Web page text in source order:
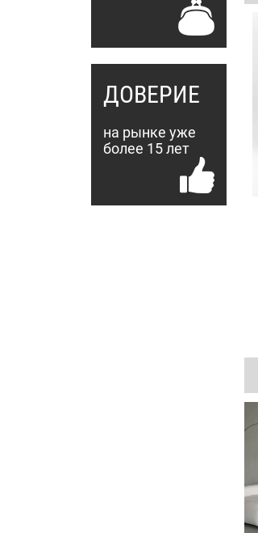
ДОВЕРИЕ
на рынке уже
более 15 лет